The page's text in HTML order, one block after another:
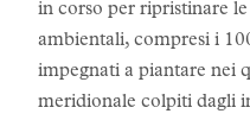
in corso per ripristinare
ambientali, compresi i
impegnati a piantare nei
meridionale colpiti dagli